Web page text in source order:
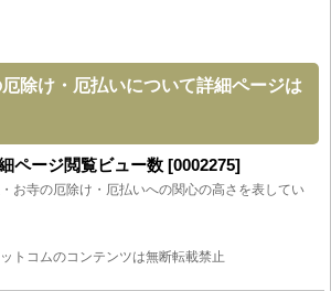
除け・厄払いについて詳細ページは
ページ閲覧ビュー数 [0002275]
お寺の厄除け・厄払いへの関心の高さを表してい
トコムのコンテンツは無断転載禁止